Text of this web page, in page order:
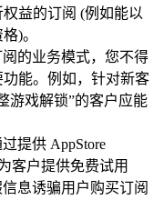
益的订阅 (例如能以
)。
的业务模式，您不得
能。例如，针对新客
游戏解锁”的客户应能
提供 AppStore
客户提供免费试用
息诱骗用户购买订阅